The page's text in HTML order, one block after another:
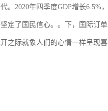
2020年四季度GDP增长6.5%，
定了国民信心。。下，国际订单
之际就象人们的心情一样呈现喜